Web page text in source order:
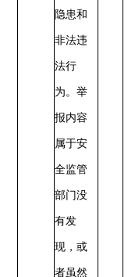
隐患和
非法违
法行
为。 举
报内容
属于安
全监管
部门没
有发
现，或
者虽然